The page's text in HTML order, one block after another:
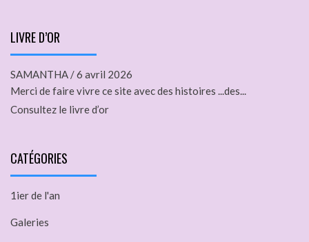
LIVRE D’OR
SAMANTHA /6 avril 2026
Merci de faire vivre ce site avec des histoires ...des...
Consultez le livre d’or
CATÉGORIES
1ier de l'an
Galeries